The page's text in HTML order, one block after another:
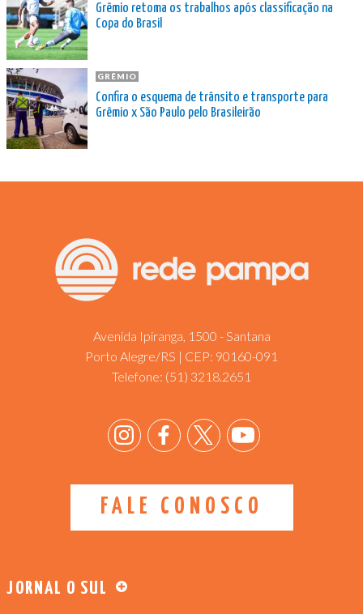
Grêmio retoma os trabalhos após classificação na
Copa do Brasil
GRÊMIO
Confira o esquema de trânsito e transporte para
Grêmio x São Paulo pelo Brasileirão
Avenida Ipiranga, 1500 - Santana
Porto Alegre/RS | CEP: 90160-091
Telefone: (51) 3218.2651
FALE CONOSCO
JORNAL O SUL